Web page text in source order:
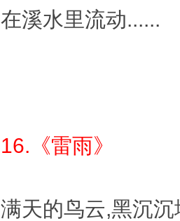
在溪水里流动......
16.《雷雨》
满天的鸟云,黑沉